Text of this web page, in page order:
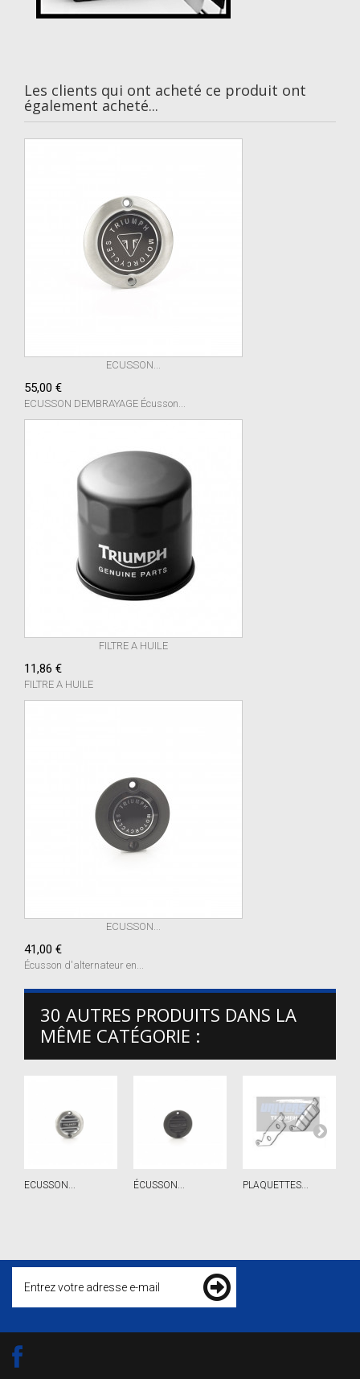
Les clients qui ont acheté ce produit ont
également acheté...
ECUSSON...
55,00 €
ECUSSON DEMBRAYAGE Écusson...
FILTRE A HUILE
11,86 €
FILTRE A HUILE
ECUSSON...
41,00 €
Écusson d'alternateur en...
30 AUTRES PRODUITS DANS LA
MÊME CATÉGORIE :
ECUSSON... ÉCUSSON... PLAQUETTES...